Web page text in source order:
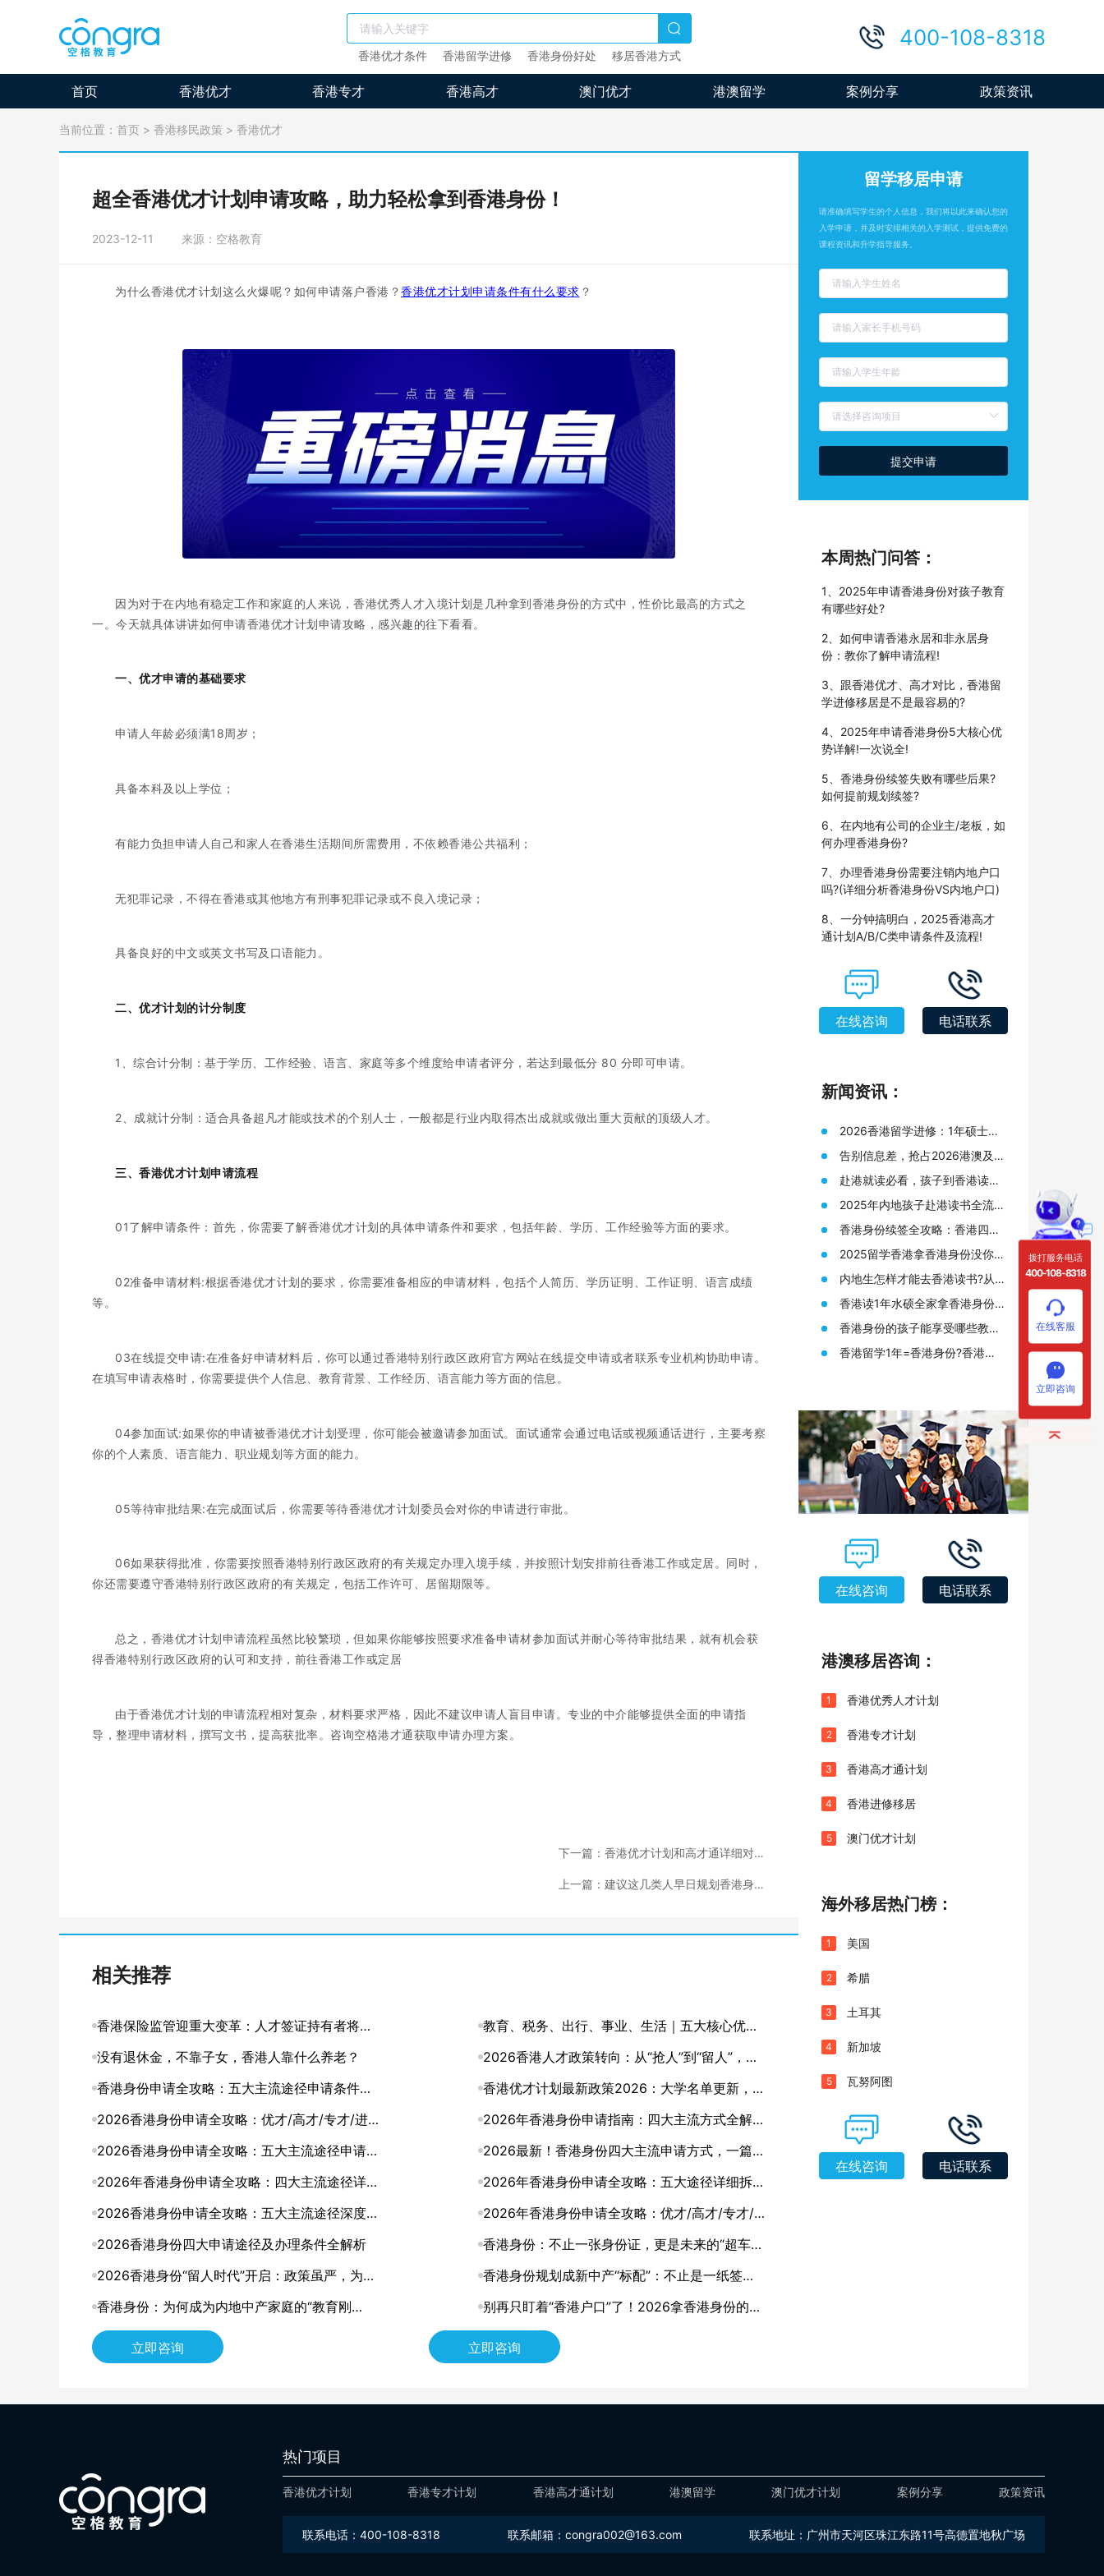
香港优才条件 香港留学进修 香港身份好处 移居香港方式
400-108-8318
首页 香港优才 香港专才 香港高才 澳门优才 港澳留学 案例分享 政策资讯
当前位置： 首页 > 香港移民政策 > 香港优才
超全香港优才计划申请攻略，助力轻松拿到香港身份！
2023-12-11 来源：空格教育
为什么香港优才计划这么火爆呢？如何申请落户香港？香港优才计划申请条件有什么要求 ？
因为对于在内地有稳定工作和家庭的人来说，香港优秀人才入境计划是几种拿到香港身份的方式中，性价比最高的方式之
一。今天就具体讲讲如何申请香港优才计划申请攻略，感兴趣的往下看看。
一、优才申请的基础要求
申请人年龄必须满18周岁；
具备本科及以上学位；
有能力负担申请人自己和家人在香港生活期间所需费用，不依赖香港公共福利；
无犯罪记录，不得在香港或其他地方有刑事犯罪记录或不良入境记录；
具备良好的中文或英文书写及口语能力。
二、优才计划的计分制度
1、综合计分制：基于学历、工作经验、语言、家庭等多个维度给申请者评分，若达到最低分 80 分即可申请。
2、成就计分制：适合具备超凡才能或技术的个别人士，一般都是行业内取得杰出成就或做出重大贡献的顶级人才。
三、香港优才计划申请流程
01了解申请条件：首先，你需要了解香港优才计划的具体申请条件和要求，包括年龄、学历、工作经验等方面的要求。
02准备申请材料:根据香港优才计划的要求，你需要准备相应的申请材料，包括个人简历、学历证明、工作证明、语言成绩
等。
03在线提交申请:在准备好申请材料后，你可以通过香港特别行政区政府官方网站在线提交申请或者联系专业机构协助申请。
在填写申请表格时，你需要提供个人信息、教育背景、工作经历、语言能力等方面的信息。
04参加面试:如果你的申请被香港优才计划受理，你可能会被邀请参加面试。面试通常会通过电话或视频通话进行，主要考察
你的个人素质、语言能力、职业规划等方面的能力。
05等待审批结果:在完成面试后，你需要等待香港优才计划委员会对你的申请进行审批。
06如果获得批准，你需要按照香港特别行政区政府的有关规定办理入境手续，并按照计划安排前往香港工作或定居。同时，
你还需要遵守香港特别行政区政府的有关规定，包括工作许可、居留期限等。
总之，香港优才计划申请流程虽然比较繁琐，但如果你能够按照要求准备申请材参加面试并耐心等待审批结果，就有机会获
得香港特别行政区政府的认可和支持，前往香港工作或定居
由于香港优才计划的申请流程相对复杂，材料要求严格，因此不建议申请人盲目申请。专业的中介能够提供全面的申请指
导，整理申请材料，撰写文书，提高获批率。咨询空格港才通获取申请办理方案。
下一篇：香港优才计划和高才通详细对
上一篇：建议这几类人早日规划香港身
相关推荐
香港保险监管迎重大变革：人才签证持有者将纳
入本地客户体系
教育、税务、出行、事业、生活｜五大核心优
势，深度解码香港身份的含金量
没有退休金，不靠子女，香港人靠什么养老？
2026香港人才政策转向：从“抢人”到“留人”，你
的身份规划该升级了
香港身份申请全攻略：五大主流途径申请条件与
申请要点详解
香港优才计划最新政策2026：大学名单更新，一
文读懂
2026香港身份申请全攻略：优才/高才/专才/进
修四大途径条件详解
2026年香港身份申请指南：四大主流方式全解
析，总有一条路适合你
2026香港身份申请全攻略：五大主流途径申请条
件与申请要点详解
2026最新！香港身份四大主流申请方式，一篇看
懂怎么选
2026年香港身份申请全攻略：四大主流途径详
解，找到最适合你的那条路
2026年香港身份申请全攻略：五大途径详细拆
解，助你找到最适合的拿证通道
2026香港身份申请全攻略：五大主流途径深度解
析，哪一种最适合你？
2026年香港身份申请全攻略：优才/高才/专才/
进修四大路径怎么选？
2026香港身份四大申请途径及办理条件全解析
香港身份：不止一张身份证，更是未来的“超车
道”
2026香港身份“留人时代”开启：政策虽严，为何
仍是中产家庭的“最优解”？
香港身份规划成新中产“标配”：不止是一纸签
证，更是家庭未来的战略资产
香港身份：为何成为内地中产家庭的“教育刚
需”？
别再只盯着“香港户口”了！2026拿香港身份的底
层逻辑，其实是这3张“王牌”
立即咨询 立即咨询
留学移居申请
请准确填写学生的个人信息，我们将以此来确认您的
入学申请，并及时安排相关的入学测试，提供免费的
课程资讯和升学指导服务。
提交申请
本周热门问答：
1、2025年申请香港身份对孩子教育
有哪些好处?
2、如何申请香港永居和非永居身
份：教你了解申请流程!
3、跟香港优才、高才对比，香港留
学进修移居是不是最容易的?
4、2025年申请香港身份5大核心优
势详解!一次说全!
5、香港身份续签失败有哪些后果?
如何提前规划续签?
6、在内地有公司的企业主/老板，如
何办理香港身份?
7、办理香港身份需要注销内地户口
吗?(详细分析香港身份VS内地户口)
8、一分钟搞明白，2025香港高才
通计划A/B/C类申请条件及流程!
在线咨询 电话联系
新闻资讯：
2026香港留学进修：1年硕士拿
身份，普通人的“黄金窗口期”还
剩多久？
告别信息差，抢占2026港澳及海
外名校申请先机
赴港就读必看，孩子到香港读书
需要准备哪些材料?
2025年内地孩子赴港读书全流
程，从身份规划到升学路径!
香港身份续签全攻略：香港四大
人才签证续签条件终于有人说透
了
2025留学香港拿香港身份没你想
的那么难!附香港12所大学研究生
申请要求
内地生怎样才能去香港读书?从
申请香港身份到赴港读书7步指
南!
香港读1年水硕全家拿香港身份?
来看看港硕申请条件和优势!
香港身份的孩子能享受哪些教育
资源?在高考升学方面又有何优
势?
香港留学1年=香港身份?香港留
在线咨询 电话联系
港澳移居咨询：
1 香港优秀人才计划
2 香港专才计划
3 香港高才通计划
4 香港进修移居
5 澳门优才计划
海外移居热门榜：
1 美国
2 希腊
3 土耳其
4 新加坡
5 瓦努阿图
在线咨询 电话联系
热门项目
香港优才计划 香港专才计划 香港高才通计划 港澳留学 澳门优才计划 案例分享 政策资讯
联系电话：400-108-8318 联系邮箱：congra002@163.com 联系地址：广州市天河区珠江东路11号高德置地秋广场
拨打服务电话
400-108-8318
在线客服
立即咨询